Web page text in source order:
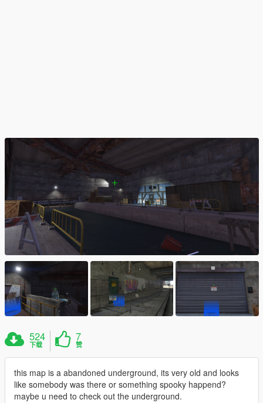
524
下载
7
赞
this map is a abandoned underground, its very old and looks
like somebody was there or something spooky happend?
maybe u need to check out the underground.